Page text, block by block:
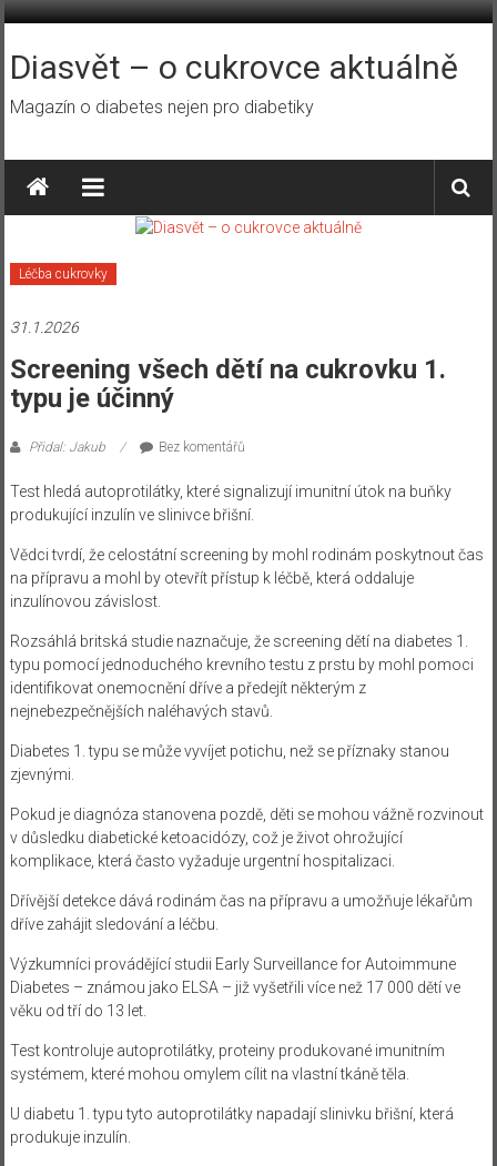
Přeskočit
obsah
Diasvět – o cukrovce aktuálně
Magazín o diabetes nejen pro diabetiky
Léčba cukrovky
31.1.2026
Screening všech dětí na cukrovku 1.
typu je účinný
Přidal: Jakub Bez komentářů
Test hledá autoprotilátky, které signalizují imunitní útok na buňky
produkující inzulín ve slinivce břišní.
Vědci tvrdí, že celostátní screening by mohl rodinám poskytnout čas
na přípravu a mohl by otevřít přístup k léčbě, která oddaluje
inzulínovou závislost.
Rozsáhlá britská studie naznačuje, že screening dětí na diabetes 1.
typu pomocí jednoduchého krevního testu z prstu by mohl pomoci
identifikovat onemocnění dříve a předejít některým z
nejnebezpečnějších naléhavých stavů.
Diabetes 1. typu se může vyvíjet potichu, než se příznaky stanou
zjevnými.
Pokud je diagnóza stanovena pozdě, děti se mohou vážně rozvinout
v důsledku diabetické ketoacidózy, což je život ohrožující
komplikace, která často vyžaduje urgentní hospitalizaci.
Dřívější detekce dává rodinám čas na přípravu a umožňuje lékařům
dříve zahájit sledování a léčbu.
Výzkumníci provádějící studii Early Surveillance for Autoimmune
Diabetes – známou jako ELSA – již vyšetřili více než 17 000 dětí ve
věku od tří do 13 let.
Test kontroluje autoprotilátky, proteiny produkované imunitním
systémem, které mohou omylem cílit na vlastní tkáně těla.
U diabetu 1. typu tyto autoprotilátky napadají slinivku břišní, která
produkuje inzulín.